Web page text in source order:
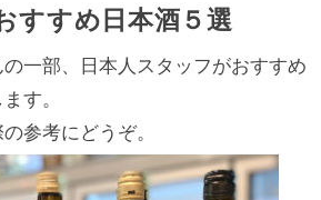
すすめ日本酒５選
一部、日本人スタッフがおすすめ
す。
参考にどうぞ。